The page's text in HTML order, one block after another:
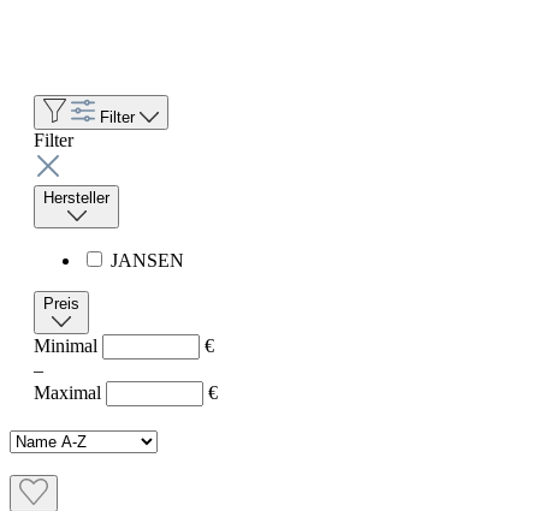
Filter
Filter
Hersteller
JANSEN
Preis
Minimal
€
–
Maximal
€